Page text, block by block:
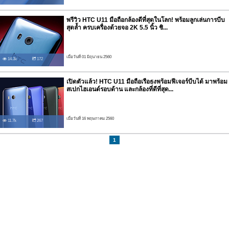
14.3k 172
พรีวิว HTC U11 มือถือกล้องดีที่สุดในโลก! พร้อมลูกเล่นการบีบ
สุดล้ำ ครบเครื่องด้วยจอ 2K 5.5 นิ้ว ชิ...
เมื่อวันที่ 01 มิถุนายน 2560
11.7k 267
เปิดตัวแล้ว! HTC U11 มือถือเรือธงพร้อมฟีเจอร์บีบได้ มาพร้อม
สเปกไฮเอนด์รอบด้าน และกล้องที่ดีที่สุด...
เมื่อวันที่ 16 พฤษภาคม 2560
1